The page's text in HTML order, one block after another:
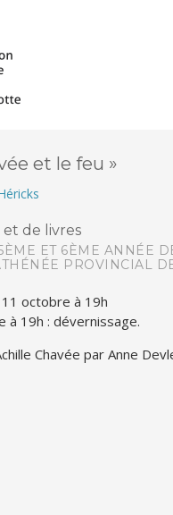
et le feu »
et de livres
ET 6ÈME ANNÉE
PROVINCIAL
octobre à 19h
à 19h : dévernissage.
Chavée par Anne